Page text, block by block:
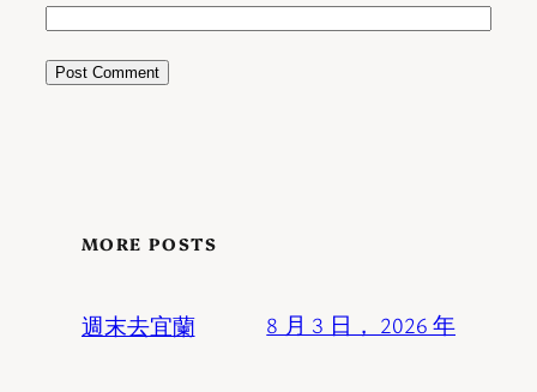
MORE POSTS
週末去宜蘭 8 月 3 日， 2026 年